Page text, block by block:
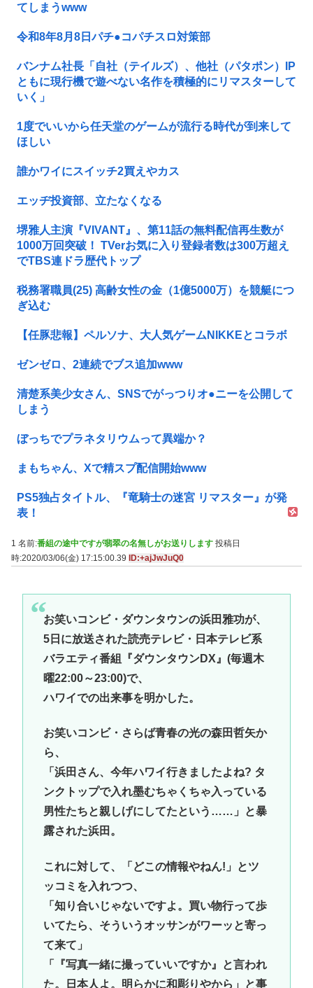
てしまうwww
令和8年8月8日パチ●コパチスロ対策部
バンナム社長「自社（テイルズ）、他社（パタポン）IP
ともに現行機で遊べない名作を積極的にリマスターして
いく」
1度でいいから任天堂のゲームが流行る時代が到来して
ほしい
誰かワイにスイッチ2買えやカス
エッヂ投資部、立たなくなる
堺雅人主演『VIVANT』、第11話の無料配信再生数が
1000万回突破！ TVerお気に入り登録者数は300万超え
でTBS連ドラ歴代トップ
税務署職員(25) 高齢女性の金（1億5000万）を競艇につ
ぎ込む
【任豚悲報】ペルソナ、大人気ゲームNIKKEとコラボ
ゼンゼロ、2連続でブス追加www
清楚系美少女さん、SNSでがっつりオ●ニーを公開して
しまう
ぼっちでプラネタリウムって異端か？
まもちゃん、Xで精スプ配信開始www
PS5独占タイトル、『竜騎士の迷宮 リマスター』が発
表！
1 名前:番組の途中ですが翡翠の名無しがお送りします 投稿日
時:2020/03/06(金) 17:15:00.39
ID:+ajJwJuQ0
お笑いコンビ・ダウンタウンの浜田雅功が、
5日に放送された読売テレビ・日本テレビ系
バラエティ番組『ダウンタウンDX』(毎週木
曜22:00～23:00)で、
ハワイでの出来事を明かした。
お笑いコンビ・さらば青春の光の森田哲矢か
ら、
「浜田さん、今年ハワイ行きましたよね? タ
ンクトップで入れ墨むちゃくちゃ入っている
男性たちと親しげにしてたという……」と暴
露された浜田。
これに対して、「どこの情報やねん!」とツ
ッコミを入れつつ、
「知り合いじゃないですよ。買い物行って歩
いてたら、そういうオッサンがワーッと寄っ
て来て」
「『写真一緒に撮っていいですか』と言われ
た。日本人よ。明らかに和彫りやから」と事